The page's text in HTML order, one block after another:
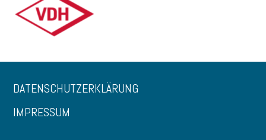
DATENSCHUTZERKLÄRUNG
IMPRESSUM